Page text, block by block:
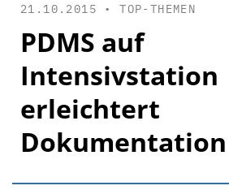
21.10.2015 •TOP-THEMEN
PDMS auf
Intensivstation
erleichtert
Dokumentation